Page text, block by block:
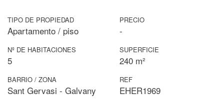
TIPO DE PROPIEDAD
Apartamento / piso
PRECIO
-
Nº DE HABITACIONES
5
SUPERFICIE
240 m²
BARRIO / ZONA
Sant Gervasi - Galvany
REF
EHER1969